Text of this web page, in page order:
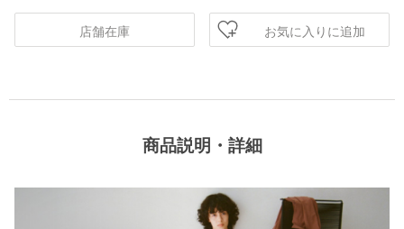
店舗在庫 お気に入りに追加
商品説明・詳細